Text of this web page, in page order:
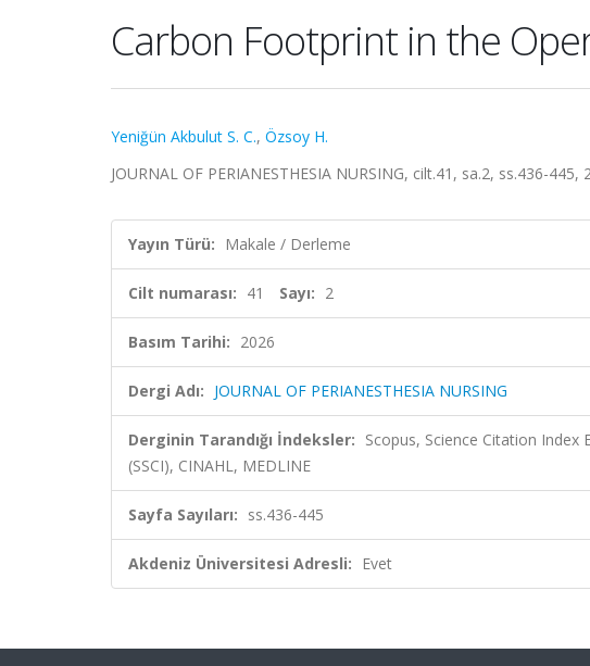
Carbon Footprint in the
Yeniğün Akbulut S. C., Özsoy H.
JOURNAL OF PERIANESTHESIA NURSING, cilt.41, sa.2, ss.436-445,
Yayın Türü: Makale / Derleme
Cilt numarası: 41 Sayı: 2
Basım Tarihi: 2026
Dergi Adı: JOURNAL OF PERIANESTHESIA NURSING
Derginin Tarandığı İndeksler: Scopus, Science Citation Index
(SSCI), CINAHL, MEDLINE
Sayfa Sayıları: ss.436-445
Akdeniz Üniversitesi Adresli: Evet